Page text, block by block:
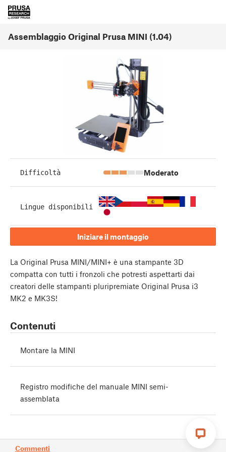
Assemblaggio Original Prusa MINI (1.04)
Commenti
Difficoltà Moderato
Lingue disponibili
Iniziare il montaggio
La Original Prusa MINI/MINI+ è una stampante 3D
compatta con tutti i fronzoli che potresti aspettarti dai
creatori delle stampanti pluripremiate Original Prusa i3
MK2 e MK3S!
Contenuti
Montare la MINI
Registro modifiche del manuale MINI semi-
assemblata